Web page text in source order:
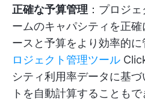
正確な予算管理 ：プロジ
ームのキャパシティを正
ースと予算をより効率的
ロジェクト管理ツール
シティ利用率データに基
トを自動計算することもで